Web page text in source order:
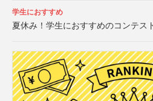
学生におすすめ
夏休み！学生におすすめのコンテス